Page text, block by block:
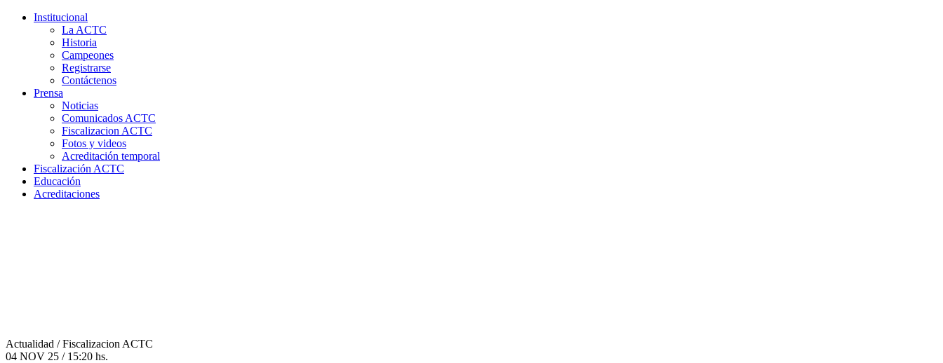
Institucional
La ACTC
Historia
Campeones
Registrarse
Contáctenos
Prensa
Noticias
Comunicados ACTC
Fiscalizacion ACTC
Fotos y videos
Acreditación temporal
Fiscalización ACTC
Educación
Acreditaciones
Actualidad / Fiscalizacion ACTC
04 NOV 25 / 15:20 hs.